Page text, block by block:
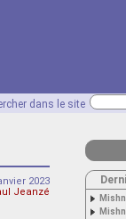
dans le site
2023
Jeanzé